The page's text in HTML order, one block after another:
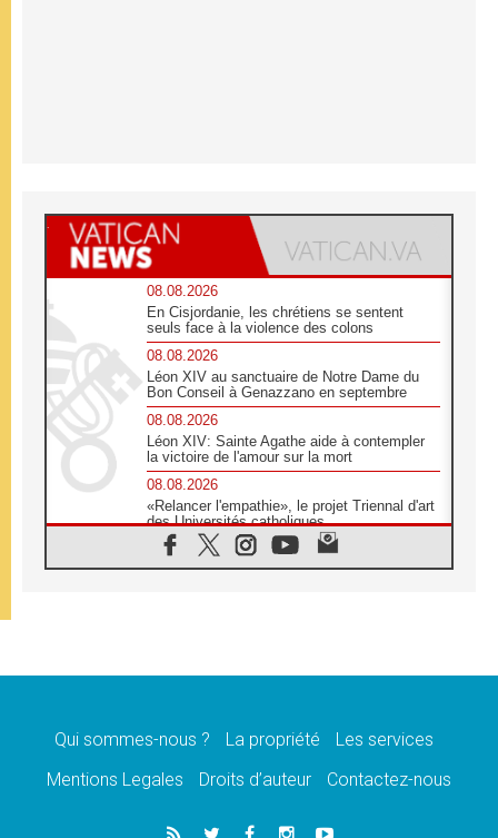
08.08.2026
En Cisjordanie, les chrétiens se sentent
seuls face à la violence des colons
08.08.2026
Léon XIV au sanctuaire de Notre Dame du
Bon Conseil à Genazzano en septembre
08.08.2026
Léon XIV: Sainte Agathe aide à contempler
la victoire de l'amour sur la mort
08.08.2026
«Relancer l'empathie», le projet Triennal d'art
des Universités catholiques
08.08.2026
Signis 2026, donner la parole aux religieuses
07.08.2026
07.08.2026
de l'Assomption et mémoire nationale
«La paix commence par l'empathie» estime
Qui sommes-nous ? La propriété
Les services
Mentions Legales
Droits d’auteur Contactez-nous